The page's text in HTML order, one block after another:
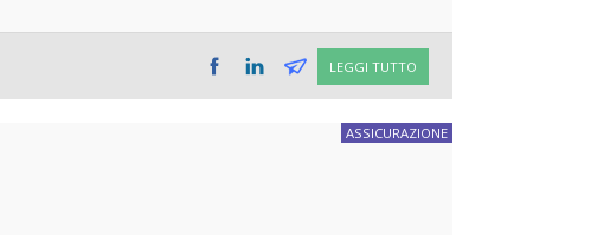
LEGGI TUTTO
ASSICURAZIONE